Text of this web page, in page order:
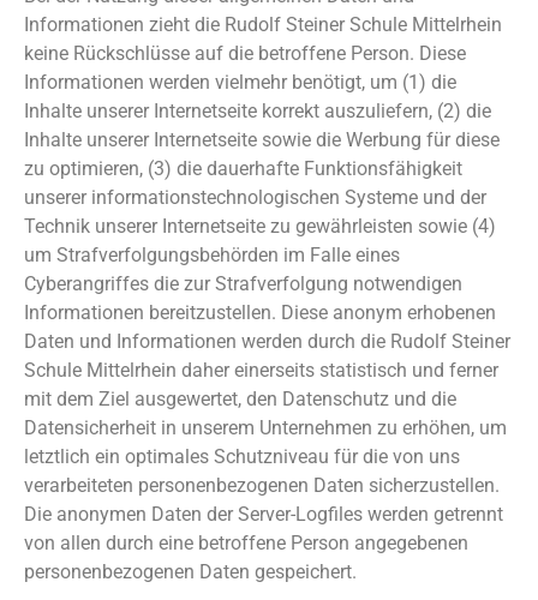
Informationen zieht die Rudolf Steiner Schule Mittelrhein
keine Rückschlüsse auf die betroffene Person. Diese
Informationen werden vielmehr benötigt, um (1) die
Inhalte unserer Internetseite korrekt auszuliefern, (2) die
Inhalte unserer Internetseite sowie die Werbung für diese
zu optimieren, (3) die dauerhafte Funktionsfähigkeit
unserer informationstechnologischen Systeme und der
Technik unserer Internetseite zu gewährleisten sowie (4)
um Strafverfolgungsbehörden im Falle eines
Cyberangriffes die zur Strafverfolgung notwendigen
Informationen bereitzustellen. Diese anonym erhobenen
Daten und Informationen werden durch die Rudolf Steiner
Schule Mittelrhein daher einerseits statistisch und ferner
mit dem Ziel ausgewertet, den Datenschutz und die
Datensicherheit in unserem Unternehmen zu erhöhen, um
letztlich ein optimales Schutzniveau für die von uns
verarbeiteten personenbezogenen Daten sicherzustellen.
Die anonymen Daten der Server-Logfiles werden getrennt
von allen durch eine betroffene Person angegebenen
personenbezogenen Daten gespeichert.